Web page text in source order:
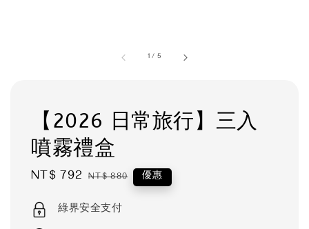
1 / 5
【2026 日常旅行】三入
噴霧禮盒
Sale
NT$ 792 Regular
NT$ 880 優惠
綠界安全支付